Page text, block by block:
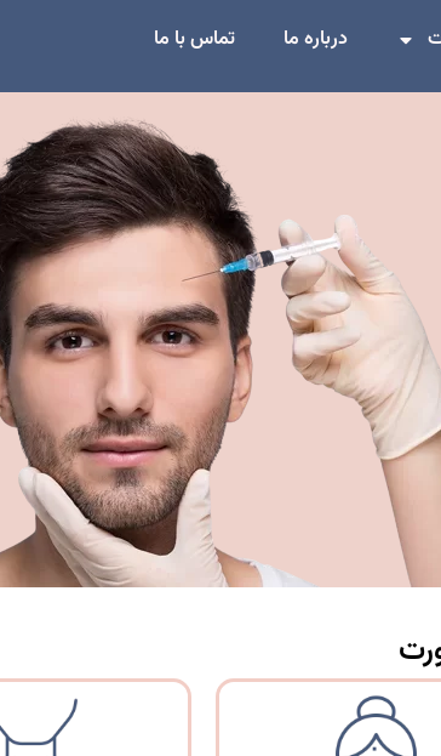
درباره ما تماس با ما